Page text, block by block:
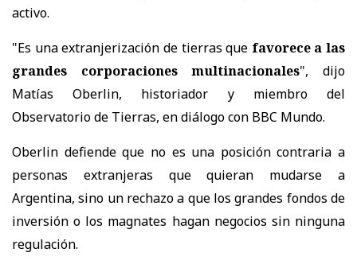
activo.
"Es una extranjerización de tierras que favorece a las
grandes corporaciones multinacionales", dijo
Matías Oberlin, historiador y miembro del
Observatorio de Tierras, en diálogo con BBC Mundo.
Oberlin defiende que no es una posición contraria a
personas extranjeras que quieran mudarse a
Argentina, sino un rechazo a que los grandes fondos de
inversión o los magnates hagan negocios sin ninguna
regulación.